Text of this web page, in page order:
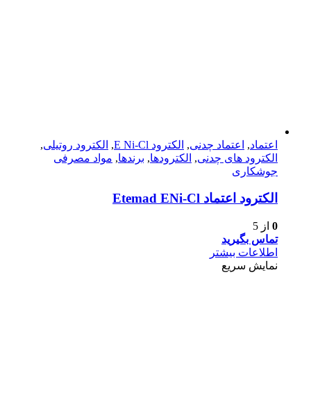
اعتماد, اعتماد چدنی, الکترود E Ni-Cl , الکترود روتیلی,
الکترود های چدنی, الکترودها, برندها, مواد مصرفی
جوشکاری
الکترود اعتماد Etemad ENi-Cl
0 از 5
تماس بگیرید
اطلاعات بیشتر
نمایش سریع